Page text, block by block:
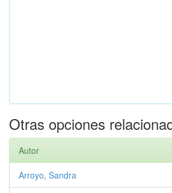
Otras opciones
Autor
Arroyo, Sandra